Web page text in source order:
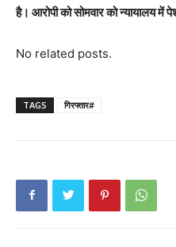
है। आरोपी को सोमवार को न्यायालय में
No related posts.
TAGS गिरफ्तार#